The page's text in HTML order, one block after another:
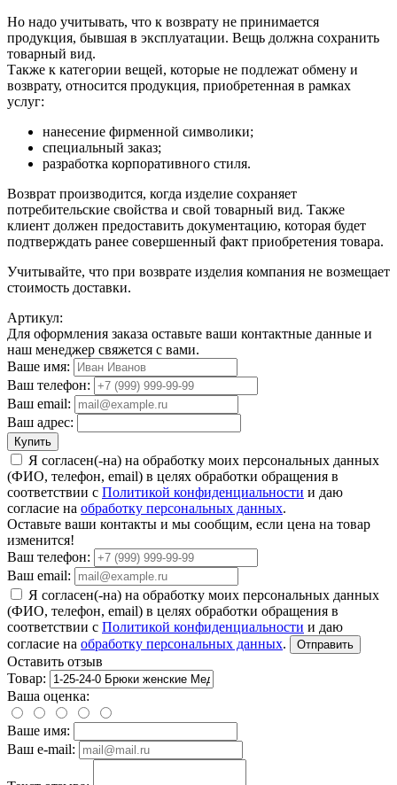
Но надо учитывать, что к возврату не принимается
продукция, бывшая в эксплуатации. Вещь должна сохранить
товарный вид.
Также к категории вещей, которые не подлежат обмену и
возврату, относится продукция, приобретенная в рамках
услуг:
нанесение фирменной символики;
специальный заказ;
разработка корпоративного стиля.
Возврат производится, когда изделие сохраняет
потребительские свойства и свой товарный вид. Также
клиент должен предоставить документацию, которая будет
подтверждать ранее совершенный факт приобретения товара.
Учитывайте, что при возврате изделия компания не возмещает
стоимость доставки.
Артикул:
Для оформления заказа оставьте ваши контактные данные и
наш менеджер свяжется с вами.
Ваше имя:
Ваш телефон:
Ваш email:
Ваш адрес:
Купить
Я согласен(-на) на обработку моих персональных данных
(ФИО, телефон, email) в целях обработки обращения в
соответствии с Политикой конфиденциальности и даю
согласие на обработку персональных данных.
Оставьте ваши контакты и мы сообщим, если цена на товар
изменится!
Ваш телефон:
Ваш email:
Я согласен(-на) на обработку моих персональных данных
(ФИО, телефон, email) в целях обработки обращения в
соответствии с Политикой конфиденциальности и даю
согласие на обработку персональных данных. Отправить
Оставить отзыв
Товар:
Ваша оценка:
Ваше имя:
Ваш e-mail: